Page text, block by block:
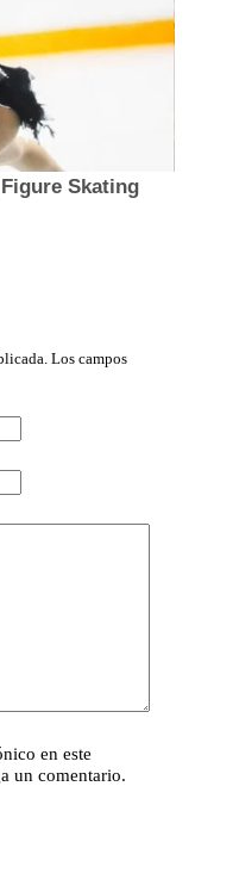
Los campos
en este
un comentario.